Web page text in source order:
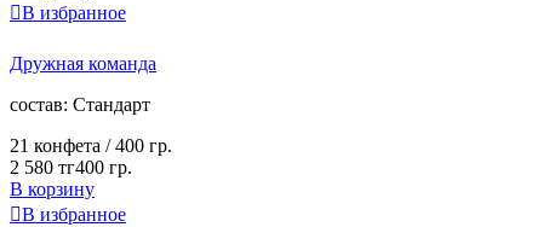
В избранное
Дружная команда
cостав: Стандарт
21 конфета /400 гр.
2 580 тг400 гр.
В корзину
В избранное